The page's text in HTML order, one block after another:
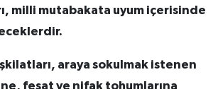
milli mutabakata uyum içerisinde
araya sokulmak istenen
fesat ve nifak tohumlarına